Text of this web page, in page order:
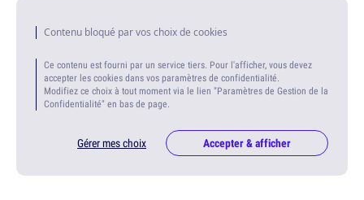
Contenu bloqué par vos choix de cookies
Ce contenu est fourni par un service tiers. Pour l'afficher, vous devez
accepter les cookies dans vos paramètres de confidentialité.
Modifiez ce choix à tout moment via le lien "Paramètres de Gestion de la
Confidentialité" en bas de page.
Gérer mes choix Accepter & afficher